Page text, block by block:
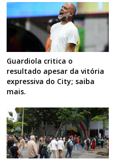
Guardiola critica o
resultado apesar da vitória
expressiva do City; saiba
mais.